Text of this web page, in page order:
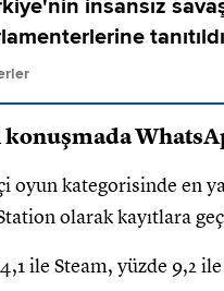
insansız
tanıtıldı
oyun kategorisinde en
olarak kayıtlara
ile Steam, yüzde 9,2